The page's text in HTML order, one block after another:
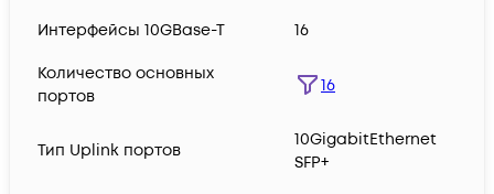
Интерфейсы 10GBase-T 16
Количество основных
портов
16
Тип Uplink портов
10GigabitEthernet
SFP+